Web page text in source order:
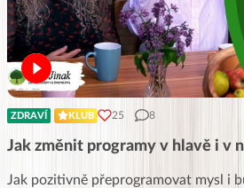
ZDRAVÍ KLUB 25 8
Jak změnit programy v hlavě i v
Jak pozitivně přeprogramovat mysl i